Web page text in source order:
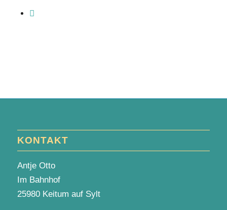
KONTAKT
Antje Otto
Im Bahnhof
25980 Keitum auf Sylt